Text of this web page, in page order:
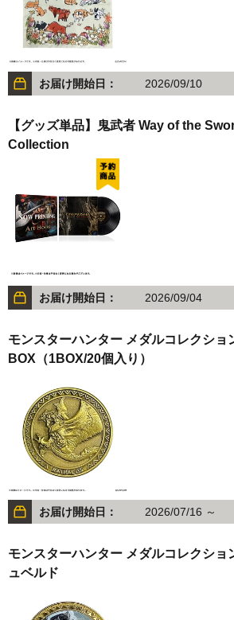
お届け開始日： 2026/09/10
【グッズ単品】鬼武者 Way of the
Collection
お届け開始日： 2026/09/04
モンスターハンター メダルコレクショ
BOX（1BOX/20個入り）
お届け開始日： 2026/07/16 ～
モンスターハンター メダルコレクショ
ュベルド